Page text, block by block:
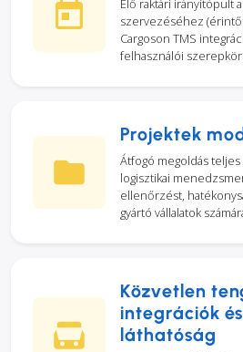
Élő raktári irányítópult
szervezéséhez
Cargoson TMS
felhasználói
Projektek
Átfogó megoldás
logisztikai
ellenőrzést,
gyártó vállalatok
Közvetlen
integrációk
láthatóság